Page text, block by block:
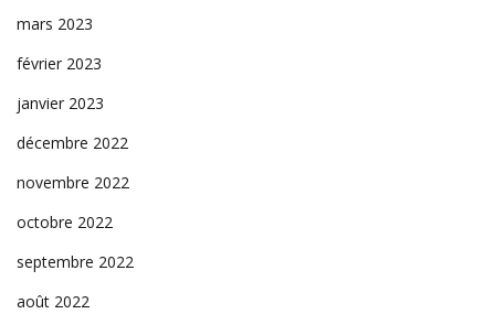
mars 2023
février 2023
janvier 2023
décembre 2022
novembre 2022
octobre 2022
septembre 2022
août 2022